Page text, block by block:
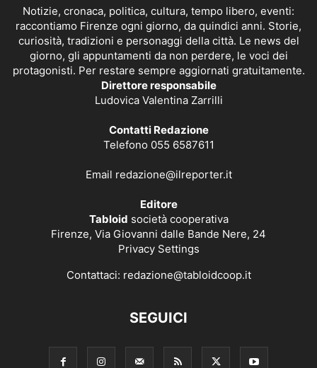
Notizie, cronaca, politica, cultura, tempo libero, eventi:
raccontiamo Firenze ogni giorno, da quindici anni. Storie,
curiosità, tradizioni e personaggi della città. Le news del
giorno, gli appuntamenti da non perdere, le voci dei
protagonisti. Per restare sempre aggiornati gratuitamente.
Direttore responsabile
Ludovica Valentina Zarrilli
Contatti Redazione
Telefono 055 6587611
Email redazione@ilreporter.it
Editore
Tabloid società cooperativa
Firenze, Via Giovanni dalle Bande Nere, 24
Privacy Settings
Contattaci: redazione@tabloidcoop.it
SEGUICI